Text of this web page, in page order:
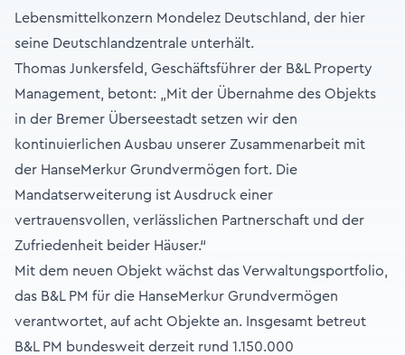
Lebensmittelkonzern Mondelez Deutschland, der hier
seine Deutschlandzentrale unterhält.
Thomas Junkersfeld, Geschäftsführer der B&L Property
Management, betont: „Mit der Übernahme des Objekts
in der Bremer Überseestadt setzen wir den
kontinuierlichen Ausbau unserer Zusammenarbeit mit
der HanseMerkur Grundvermögen fort. Die
Mandatserweiterung ist Ausdruck einer
vertrauensvollen, verlässlichen Partnerschaft und der
Zufriedenheit beider Häuser.“
Mit dem neuen Objekt wächst das Verwaltungsportfolio,
das B&L PM für die HanseMerkur Grundvermögen
verantwortet, auf acht Objekte an. Insgesamt betreut
B&L PM bundesweit derzeit rund 1.150.000